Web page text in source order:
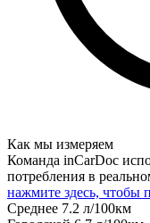
Как мы измеряем
Команда inCarDoc
потребления в
нажмите здесь, чтобы
Среднее 7.2 л/100км